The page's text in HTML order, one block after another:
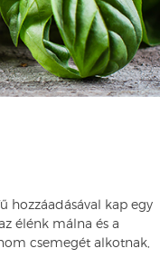
hozzáadásával kap egy
élénk málna és a
csemegét alkotnak,